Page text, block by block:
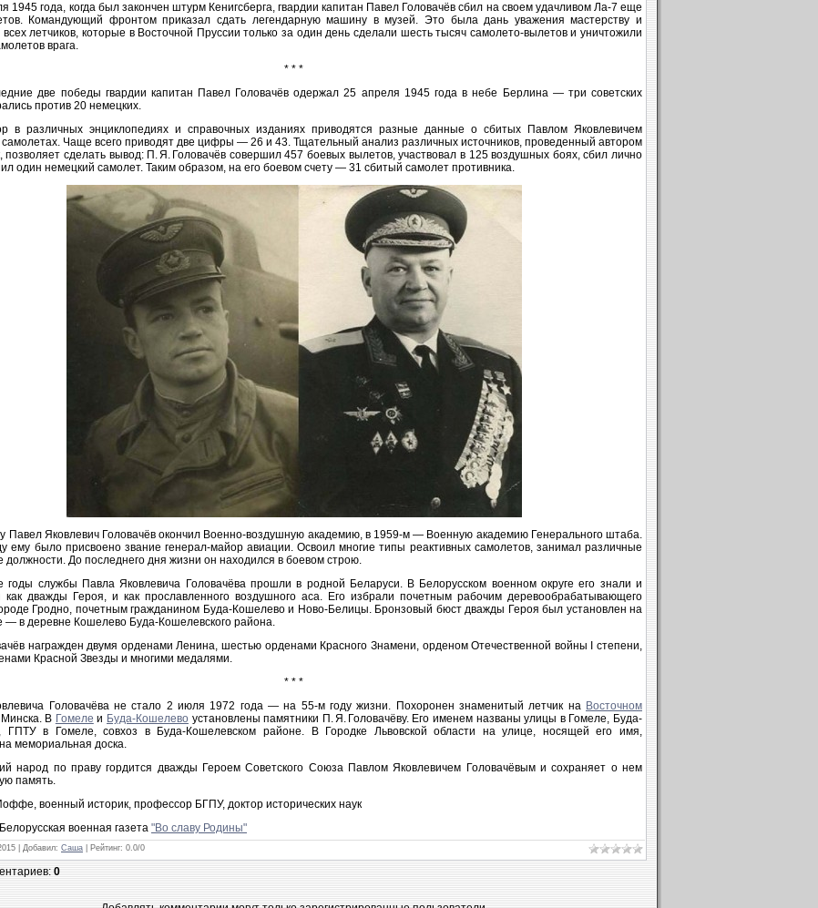
1945 года, когда был закончен штурм Кенигсберга, гвардии капитан Павел Головачёв сбил на своем удачливом Ла‑7 еще
Командующий фронтом приказал сдать легендарную машину в музей. Это была дань уважения мастерству и
всех летчиков, которые в Восточной Пруссии только за один день сделали шесть тысяч самолето-вылетов и уничтожили
врага.
* * *
две победы гвардии капитан Павел Головачёв одержал 25 апреля 1945 года в небе Берлина — три советских
против 20 немецких.
в различных энциклопедиях и справочных изданиях приводятся разные данные о сбитых Павлом Яковлевичем
самолетах. Чаще всего приводят две цифры — 26 и 43. Тщательный анализ различных источников, проведенный автором
позволяет сделать вывод: П. Я. Головачёв совершил 457 боевых вылетов, участвовал в 125 воздушных боях, сбил лично
один немецкий самолет. Таким образом, на его боевом счету — 31 сбитый самолет противника.
Павел Яковлевич Головачёв окончил Военно-воздушную академию, в 1959‑м — Военную академию Генерального штаба.
ему было присвоено звание генерал-майор авиации. Освоил многие типы реактивных самолетов, занимал различные
должности. До последнего дня жизни он находился в боевом строю.
годы службы Павла Яковлевича Головачёва прошли в родной Беларуси. В Белорусском военном округе его знали и
как дважды Героя, и как прославленного воздушного аса. Его избрали почетным рабочим деревообрабатывающего
Гродно, почетным гражданином Буда-Кошелево и Ново‑Белицы. Бронзовый бюст дважды Героя был установлен на
— в деревне Кошелево Буда-Кошелевского района.
награжден двумя орденами Ленина, шестью орденами Красного Знамени, орденом Отечественной войны І степени,
Красной Звезды и многими медалями.
* * *
Головачёва не стало 2 июля 1972 года — на 55‑м году жизни. Похоронен знаменитый летчик на Восточном
Минска. В Гомеле и Буда-Кошелево установлены памятники П. Я. Головачёву. Его именем названы улицы в Гомеле, Буда-
ГПТУ в Гомеле, совхоз в Буда-Кошелевском районе. В Городке Львовской области на улице, носящей его имя,
мемориальная доска.
народ по праву гордится дважды Героем Советского Союза Павлом Яковлевичем Головачёвым и сохраняет о нем
память.
военный историк, профессор БГПУ, доктор исторических наук
военная газета "Во славу Родины"
| Добавил: Саша Рейтинг: 0.0/0
:0